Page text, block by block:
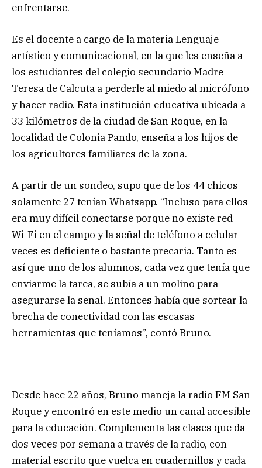
enfrentarse.
Es el docente a cargo de la materia Lenguaje
artístico y comunicacional, en la que les enseña a
los estudiantes del colegio secundario Madre
Teresa de Calcuta a perderle al miedo al micrófono
y hacer radio. Esta institución educativa ubicada a
33 kilómetros de la ciudad de San Roque, en la
localidad de Colonia Pando, enseña a los hijos de
los agricultores familiares de la zona.
A partir de un sondeo, supo que de los 44 chicos
solamente 27 tenían Whatsapp. “Incluso para ellos
era muy difícil conectarse porque no existe red
Wi-Fi en el campo y la señal de teléfono a celular
veces es deficiente o bastante precaria. Tanto es
así que uno de los alumnos, cada vez que tenía que
enviarme la tarea, se subía a un molino para
asegurarse la señal. Entonces había que sortear la
brecha de conectividad con las escasas
herramientas que teníamos”, contó Bruno.
Desde hace 22 años, Bruno maneja la radio FM San
Roque y encontró en este medio un canal accesible
para la educación. Complementa las clases que da
dos veces por semana a través de la radio, con
material escrito que vuelca en cuadernillos y cada